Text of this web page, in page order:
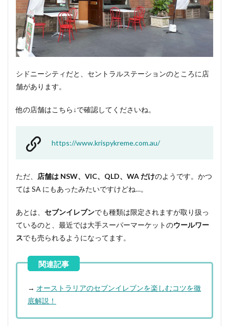
ナツ
を買
って
も冷
凍す
れば
保存
可能
他の
会社
ボ
りに
シドニーシティだと、セントラルステーションのところに店
舗があります。
他の店舗はこちら↓で確認してくださいね。
https://www.krispykreme.com.au/
ただ、 店舗は NSW、VIC、QLD、WA だけのようです。かつ
ては SA にもあったみたいですけどね…。
あとは、 セブンイレブンでも種類は限定されますが取り扱っ
ているのと、最近では大手スーパーマーケットのウールワー
スでも売られるようになってます。
→ オーストラリアのセブンイレブンを楽しむコツを徹
底解説！